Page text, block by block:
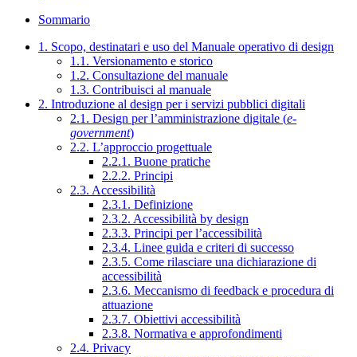
Sommario
1. Scopo, destinatari e uso del Manuale operativo di design
1.1. Versionamento e storico
1.2. Consultazione del manuale
1.3. Contribuisci al manuale
2. Introduzione al design per i servizi pubblici digitali
2.1. Design per l’amministrazione digitale (e-
government)
2.2. L’approccio progettuale
2.2.1. Buone pratiche
2.2.2. Principi
2.3. Accessibilità
2.3.1. Definizione
2.3.2. Accessibilità by design
2.3.3. Principi per l’accessibilità
2.3.4. Linee guida e criteri di successo
2.3.5. Come rilasciare una dichiarazione di
accessibilità
2.3.6. Meccanismo di feedback e procedura di
attuazione
2.3.7. Obiettivi accessibilità
2.3.8. Normativa e approfondimenti
2.4. Privacy